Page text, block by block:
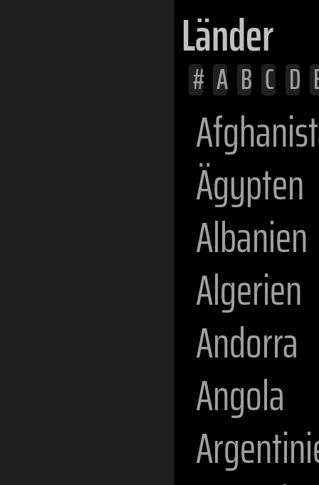
Länder
# A B C D
Ägypten
Albanien
Algerien
Andorra
Angola